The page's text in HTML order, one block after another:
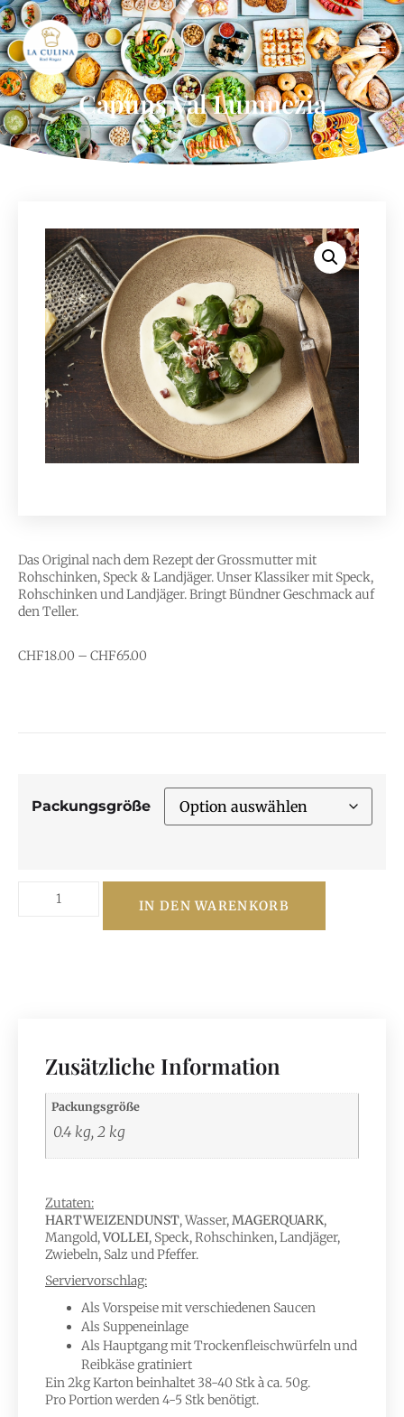
Capuns Val Lumnezia
Das Original nach dem Rezept der Grossmutter mit
Rohschinken, Speck & Landjäger. Unser Klassiker mit Speck,
Rohschinken und Landjäger. Bringt Bündner Geschmack auf
den Teller.
CHF18.00 – CHF65.00
Packungsgröße
IN DEN WARENKORB
Zusätzliche Information
Packungsgröße
0.4 kg, 2 kg
Zutaten:
HARTWEIZENDUNST, Wasser,MAGERQUARK,
Mangold,VOLLEI, Speck, Rohschinken, Landjäger,
Zwiebeln, Salz und Pfeffer.
Serviervorschlag:
Als Vorspeise mit verschiedenen Saucen
Als Suppeneinlage
Als Hauptgang mit Trockenfleischwürfeln und
Reibkäse gratiniert
Ein 2kg Karton beinhaltet 38-40 Stk à ca. 50g.
Pro Portion werden 4-5 Stk benötigt.